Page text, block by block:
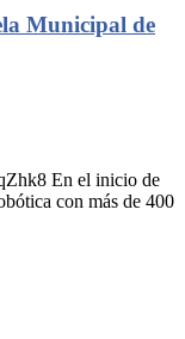
Municipal de
En el inicio de
con más de 400